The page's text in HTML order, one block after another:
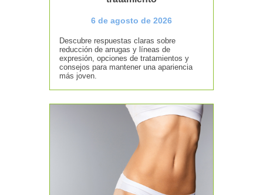
6 de agosto de 2026
Descubre respuestas claras sobre
reducción de arrugas y líneas de
expresión, opciones de tratamientos y
consejos para mantener una apariencia
más joven.